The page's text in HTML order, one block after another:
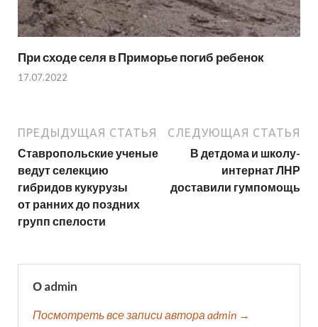
При сходе селя в Приморье погиб ребенок
17.07.2022
ПРЕДЫДУЩАЯ СТАТЬЯ
Ставропольские ученые
ведут селекцию
гибридов кукурузы
от ранних до поздних
групп спелости
СЛЕДУЮЩАЯ СТАТЬЯ
В детдома и школу-
интернат ЛНР
доставили гумпомощь
О admin
Посмотреть все записи автора admin →